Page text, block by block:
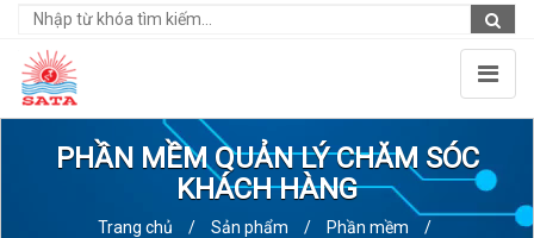
PHẦN MỀM QUẢN LÝ CHĂM SÓC
KHÁCH HÀNG
Trang chủ / Sản phẩm / Phần mềm
/